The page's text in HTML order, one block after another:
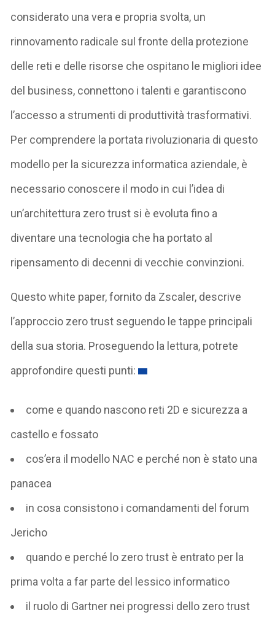
considerato una vera e propria svolta, un
rinnovamento radicale sul fronte della protezione
delle reti e delle risorse che ospitano le migliori idee
del business, connettono i talenti e garantiscono
l’accesso a strumenti di produttività trasformativi.
Per comprendere la portata rivoluzionaria di questo
modello per la sicurezza informatica aziendale, è
necessario conoscere il modo in cui l’idea di
un’architettura zero trust si è evoluta fino a
diventare una tecnologia che ha portato al
ripensamento di decenni di vecchie convinzioni.
Questo white paper, fornito da Zscaler, descrive
l’approccio zero trust seguendo le tappe principali
della sua storia. Proseguendo la lettura, potrete
approfondire questi punti:
come e quando nascono reti 2D e sicurezza a
castello e fossato
cos’era il modello NAC e perché non è stato una
panacea
in cosa consistono i comandamenti del forum
Jericho
quando e perché lo zero trust è entrato per la
prima volta a far parte del lessico informatico
il ruolo di Gartner nei progressi dello zero trust